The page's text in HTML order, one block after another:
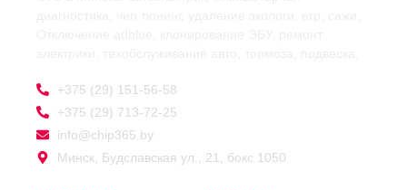
+375 (29) 151-56-58
+375 (29) 713-72-25
info@chip365.by
Минск, Будславская ул., 21, бокс 1050